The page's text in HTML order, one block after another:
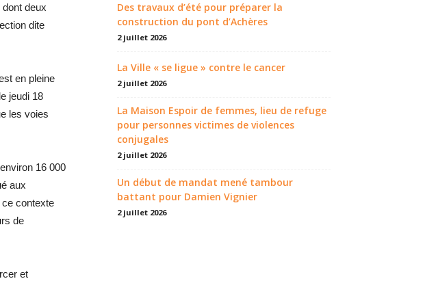
deux
dite
en pleine
jeudi 18
les voies
16 000
aux
ce contexte
de
et
Des travaux d’été pour préparer la
construction du pont d’Achères
2 juillet 2026
La Ville « se ligue » contre le cancer
2 juillet 2026
La Maison Espoir de femmes, lieu de refuge
pour personnes victimes de violences
conjugales
2 juillet 2026
Un début de mandat mené tambour
battant pour Damien Vignier
2 juillet 2026